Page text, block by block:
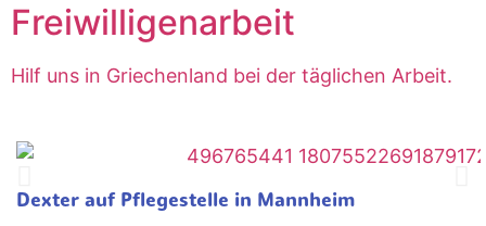
Freiwilligenarbeit
Hilf uns in Griechenland bei der täglichen Arbeit.
Dexter auf Pflegestelle in Mannheim